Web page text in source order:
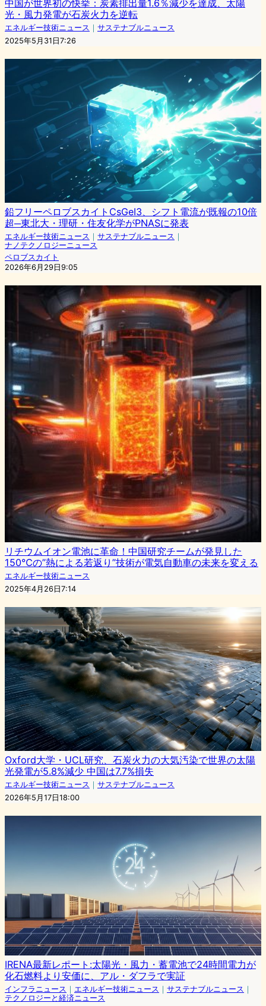
中国が世界初の快挙：炭素排出量1.6％減少を達成、太陽
光・風力発電が石炭火力を逆転
エネルギー技術ニュース ｜ サステナブルニュース
2025年5月31日7:26
鉛フリーペロブスカイトCsGeI3、シフト電流が既報の10倍
超─東北大・理研・住友化学がPNASに発表
エネルギー技術ニュース ｜ サステナブルニュース ｜
ナノテクノロジーニュース
ペロブスカイト
2026年6月29日9:05
リチウムイオン電池に革命！中国研究チームが発見した
150℃の”熱による若返り”技術が電気自動車の未来を変える
エネルギー技術ニュース
2025年4月26日7:14
Oxford大学・UCL研究、石炭火力の大気汚染で世界の太陽
光発電が5.8%減少 中国は7.7%損失
エネルギー技術ニュース ｜ サステナブルニュース
2026年5月17日18:00
IRENA最新レポート:太陽光・風力・蓄電池で24時間電力が
化石燃料より安価に、アル・ダフラで実証
インフラニュース ｜ エネルギー技術ニュース ｜ サステナブルニュース ｜
テクノロジーと経済ニュース